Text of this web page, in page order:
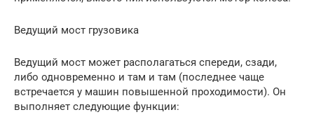
Ведущий мост грузовика
Ведущий мост может располагаться спереди, сзади,
либо одновременно и там и там (последнее чаще
встречается у машин повышенной проходимости). Он
выполняет следующие функции: